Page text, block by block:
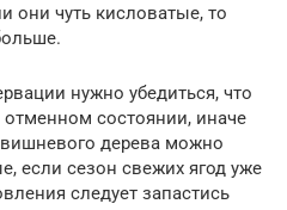
они чуть кисловатые, то
нужно убедиться, что
состоянии, иначе
дерева можно
если сезон свежих ягод уже
следует запастись